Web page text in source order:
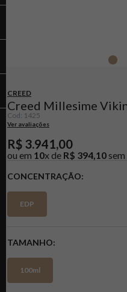
CREED
Creed Millesime
Cod: 1425
Ver avaliações
R$ 3.941,00
ou em 10x de R$ 394,10
CONCENTRAÇÃO
EDP
TAMANHO
100ml